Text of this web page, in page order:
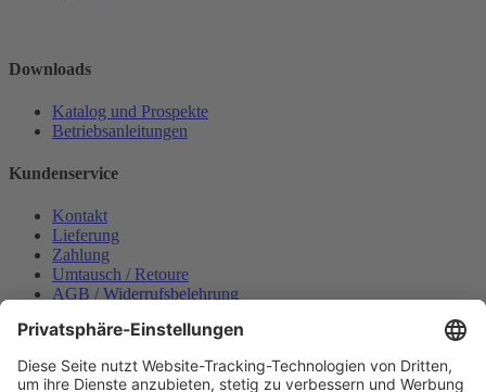
Downloads
Katalog und Prospekte
Betriebsanleitungen
Kundenservice
Kontakt
Lieferung
Zahlung
Umtausch / Retoure
AGB / Widerrufsbelehrung
Datenschutzerklärung
Bestellung widerrufen